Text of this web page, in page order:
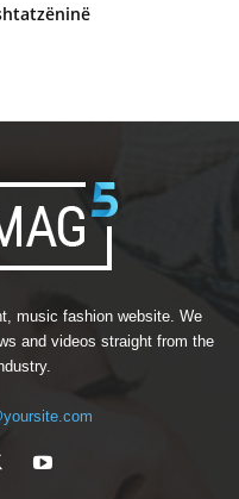
music fashion website. We
and videos straight from the